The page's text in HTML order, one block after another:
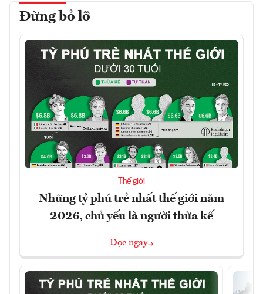
Đừng bỏ lỡ
Thế giới
Những tỷ phú trẻ nhất thế giới năm
2026, chủ yếu là người thừa kế
Đọc ngay